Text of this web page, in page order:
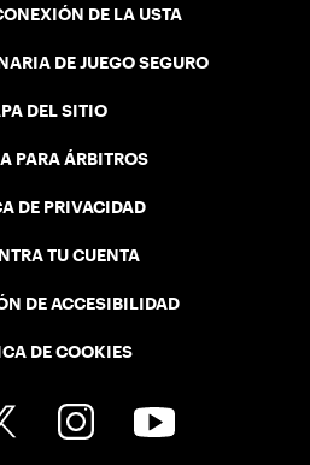
DE LA USTA
DE JUEGO SEGURO
DEL SITIO
PARA ÁRBITROS
DE PRIVACIDAD
TU CUENTA
DE ACCESIBILIDAD
DE COOKIES